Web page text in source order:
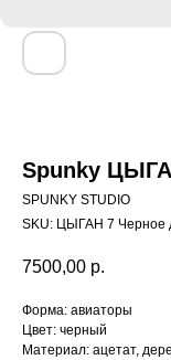
Spunky
SPUNKY STUDIO
SKU: ЦЫГАН 7 Черное
7500,00 р.
Форма: авиаторы
Цвет: черный
Материал: ацетат,